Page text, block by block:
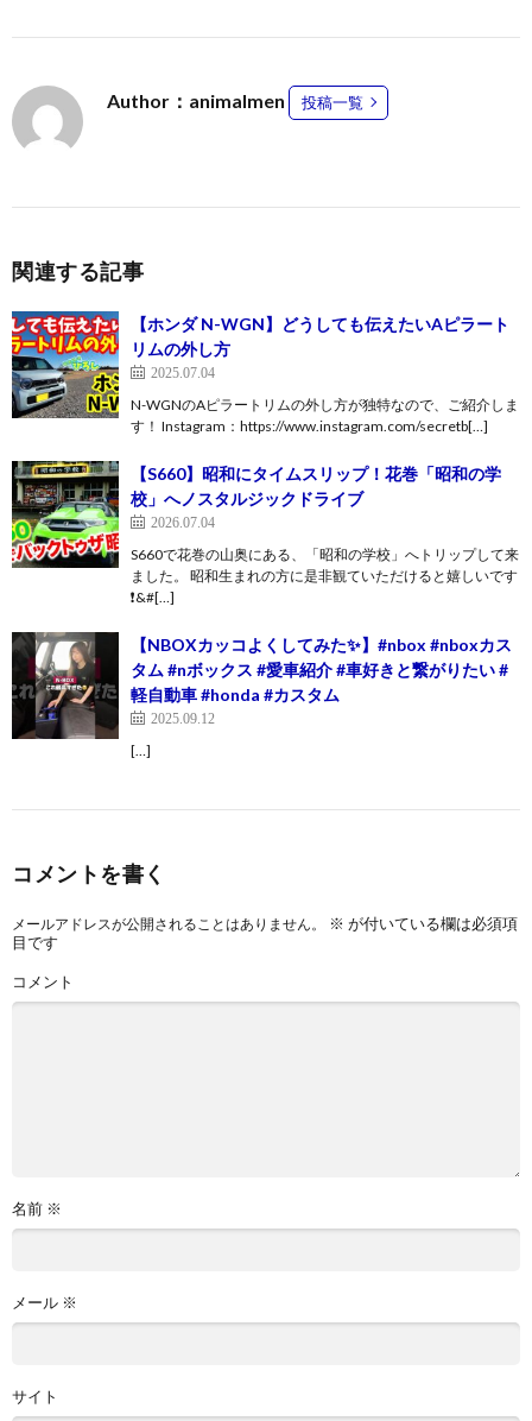
Author：animalmen 投稿一覧
関連する記事
【ホンダ N-WGN】どうしても伝えたいAピラート
リムの外し方
2025.07.04
N-WGNのAピラートリムの外し方が独特なので、ご紹介しま
す！ Instagram：https://www.instagram.com/secretb[…]
【S660】昭和にタイムスリップ！花巻「昭和の学
校」へノスタルジックドライブ
2026.07.04
S660で花巻の山奥にある、「昭和の学校」へトリップして来
ました。 昭和生まれの方に是非観ていただけると嬉しいです
❗️&#[…]
【NBOXカッコよくしてみた✨】#nbox #nboxカス
タム #nボックス #愛車紹介 #車好きと繋がりたい #
軽自動車 #honda #カスタム
2025.09.12
[…]
コメントを書く
メールアドレスが公開されることはありません。 ※ が付いている欄は必須項
目です
コメント
名前 ※
メール ※
サイト